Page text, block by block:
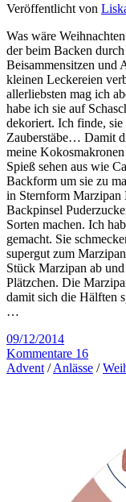
Veröffentlicht von
Was wäre
der beim Backen
Beisammensitzen und
kleinen Leckereien
allerliebsten mag ich
habe ich sie auf
dekoriert. Ich finde,
Zauberstäbe… Damit
meine
Spieß sehen aus wie
Backform um sie zu
in Sternform Marzipan
Backpinsel
Sorten machen. Ich
gemacht. Sie
supergut zum
Stück Marzipan ab
Plätzchen. Die
damit sich die Hälften
…
09/12/2014
Kommentare 16
Advent /Anlässe /